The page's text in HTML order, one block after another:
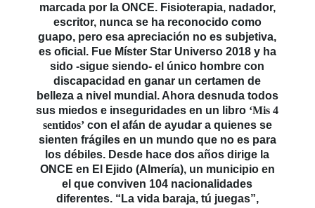
marcada por la ONCE. Fisioterapia, nadador,
escritor, nunca se ha reconocido como
guapo, pero esa apreciación no es subjetiva,
es oficial. Fue Míster Star Universo 2018 y ha
sido -sigue siendo- el único hombre con
discapacidad en ganar un certamen de
belleza a nivel mundial. Ahora desnuda todos
sus miedos e inseguridades en un libro ‘Mis 4
sentidos’con el afán de ayudar a quienes se
sienten frágiles en un mundo que no es para
los débiles. Desde hace dos años dirige la
ONCE en El Ejido (Almería), un municipio en
el que conviven 104 nacionalidades
diferentes. “La vida baraja, tú juegas”,